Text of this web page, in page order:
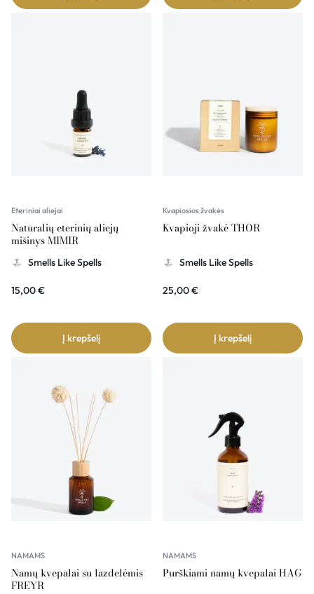
Eteriniai aliejai
Natūralių eterinių aliejų
mišinys MIMIR
Smells Like Spells
15,00€
Į krepšelį
Kvapiosios žvakės
Kvapioji žvakė THOR
Smells Like Spells
25,00€
Į krepšelį
NAMAMS
Namų kvepalai su lazdelėmis
FREYR
NAMAMS
Purškiami namų kvepalai HAG